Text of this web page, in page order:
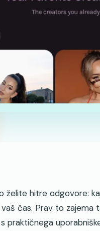
želite hitre odgovore:
čas. Prav to
praktičnega